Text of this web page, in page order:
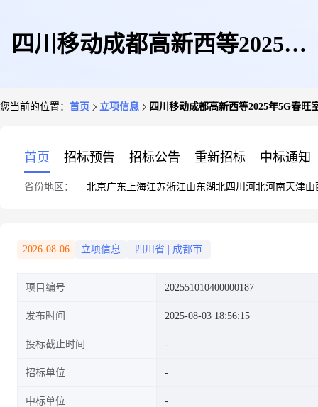
四川移动成都高新西等2025年
您当前的位置： 首页 立项信息 四川移动成都高新西等2025年5G春旺
首页 招标预告 招标公告 重新招标 中标通知
省份地区： 北京广东 上海江苏浙江山东湖北四川 河北河南天津山
2026-08-06 立项信息 四川省 成都市
项目编号 202551010400000187
发布时间 2025-08-03 18:56:15
投标截止时间
招标单位
中标单位